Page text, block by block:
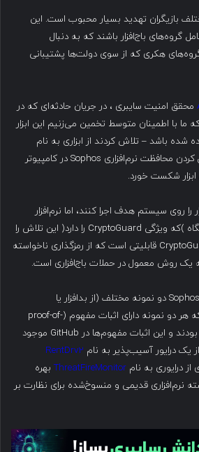
بازیگران تهدید بسیار محبوب است. این
گروه‌های باج‌افزار باشند که به دنبال
هکری که از سوی دولت‌ها پشتیبانی
محقق امنیت سایبری ، در جریان حادثه‌ای که در
ما با اطمینان متوسط تخمین می‌زنیم این ابزار
باشد – تلاش کردند از ابزاری به نام
EDRKillShifter برای غیرفعال کردن محافظت نرم‌افزاری Sophos در کامپیوتر
ابزار شکست خورد.
را روی سیستم هدف اجرا کنند، اما نرم‌افزار
امنیتی نصب‌شده روی دستگاه )که ویژگی CryptoGuard را دارد( این تلاش را
شناسایی و متوقف کرد. CryptoGuard قابلیتی است که از رمزگذاری ناخواسته
یک روش معمول در حملات باج‌افزاری است.
در جریان تحقیقات، شرکت Sophos دو نمونه مختلف (از بدافزار یا
اکسپلویت‌ها) را کشف کرد که هر دو نمونه دارای اثبات مفهوم (proof-of-
concept) برای سوءاستفاده بودند و این اثبات مفهوم‌ها در GitHub موجود
یک درایور آسیب‌پذیر به نام RentDrv2
درایوری به نام ThreatFireMonitor بهره
نرم‌افزاری قدیمی و منسوخ‌شده برای نظارت بر